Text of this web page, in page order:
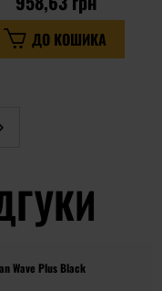
ДО КОШИКА
Wave Plus Black